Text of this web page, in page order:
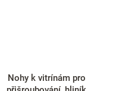
Nohy k vitrínám pro